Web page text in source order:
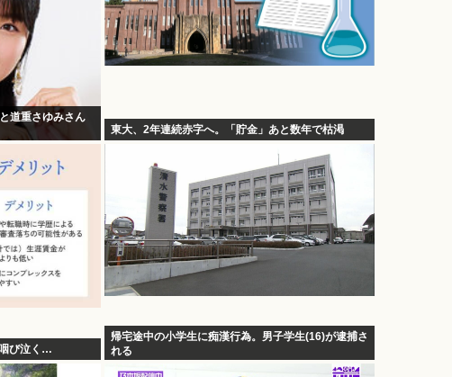
道重さゆみさん
東大、2年連続赤字へ。「貯金」あと数年で枯渇
び泣く…
帰宅途中の小学生に痴漢行為。男子学生(16)が逮捕さ
れる